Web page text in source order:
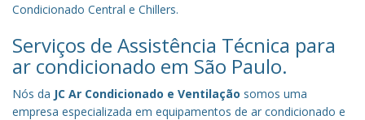
Condicionado Central e Chillers.
Serviços de Assistência Técnica para
ar condicionado em São Paulo.
Nós da JC Ar Condicionado e Ventilação somos uma
empresa especializada em equipamentos de ar condicionado e